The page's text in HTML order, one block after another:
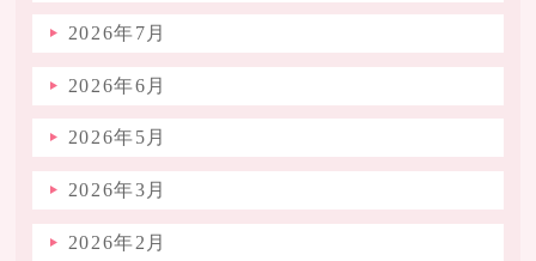
2026年7月
2026年6月
2026年5月
2026年3月
2026年2月